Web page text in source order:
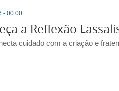
- 00:00
a Reflexão
cuidado com a criação e